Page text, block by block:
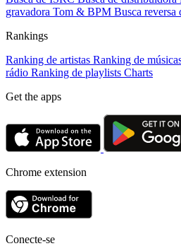
gravadora Tom & BPM Busca reversa
Rankings
Ranking de artistas Ranking de
rádio Ranking de playlists Charts
Get the apps
Chrome extension
Conecte-se